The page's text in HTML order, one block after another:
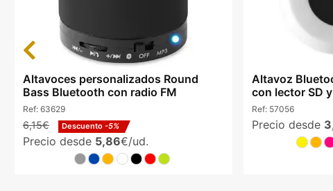
Altavoces personalizados Round
Bass Bluetooth con radio FM
Ref: 63629
6,15€ Descuento -5%
Precio desde 5,86€/ud.
Altavoz
con lector SD
Ref: 57056
Precio desde
Previous